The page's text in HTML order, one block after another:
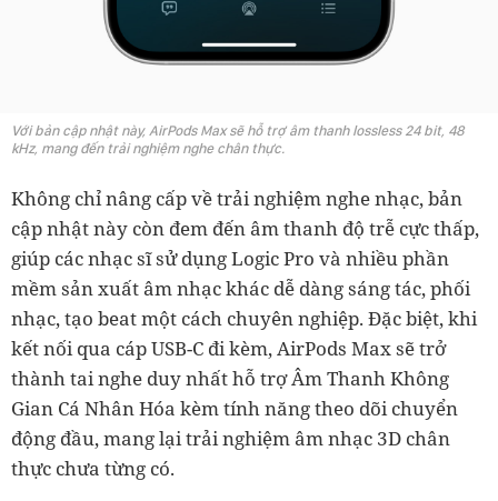
Với bản cập nhật này, AirPods Max sẽ hỗ trợ âm thanh lossless 24 bit, 48
kHz, mang đến trải nghiệm nghe chân thực.
Không chỉ nâng cấp về trải nghiệm nghe nhạc, bản
cập nhật này còn đem đến âm thanh độ trễ cực thấp,
giúp các nhạc sĩ sử dụng Logic Pro và nhiều phần
mềm sản xuất âm nhạc khác dễ dàng sáng tác, phối
nhạc, tạo beat một cách chuyên nghiệp. Đặc biệt, khi
kết nối qua cáp USB-C đi kèm, AirPods Max sẽ trở
thành tai nghe duy nhất hỗ trợ Âm Thanh Không
Gian Cá Nhân Hóa kèm tính năng theo dõi chuyển
động đầu, mang lại trải nghiệm âm nhạc 3D chân
thực chưa từng có.